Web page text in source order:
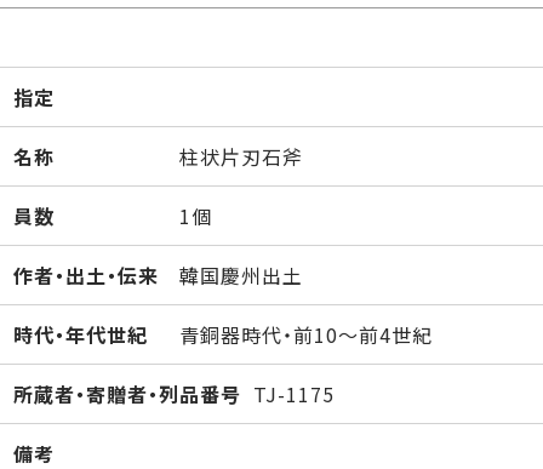
指定
名称 柱状片刃石斧
員数 1個
作者・出土・伝来 韓国慶州出土
時代・年代世紀 青銅器時代・前10～前4世紀
所蔵者・寄贈者・列品番号 TJ-1175
備考